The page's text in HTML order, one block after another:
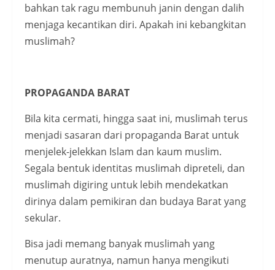
bahkan tak ragu membunuh janin dengan dalih
menjaga kecantikan diri. Apakah ini kebangkitan
muslimah?
PROPAGANDA BARAT
Bila kita cermati, hingga saat ini, muslimah terus
menjadi sasaran dari propaganda Barat untuk
menjelek-jelekkan Islam dan kaum muslim.
Segala bentuk identitas muslimah dipreteli, dan
muslimah digiring untuk lebih mendekatkan
dirinya dalam pemikiran dan budaya Barat yang
sekular.
Bisa jadi memang banyak muslimah yang
menutup auratnya, namun hanya mengikuti